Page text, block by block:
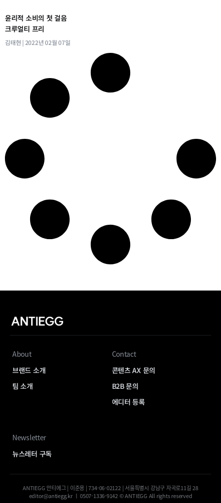
윤리적 소비의 첫 걸음
크루얼티 프리
김태현 2022년 02월 07일
About
브랜드 소개
팀 소개
Contact
콘텐츠 AX 문의
B2B 문의
에디터 등록
Newsletter
뉴스레터 구독
ANTIEGG 안티에그 | 이준용 | 734-06-02122 | 서울특별시 강남구 자곡로11길 28
editor@antiegg.kr ㅣ 0507-1336-9142 © ANTIEGG All rights reserved